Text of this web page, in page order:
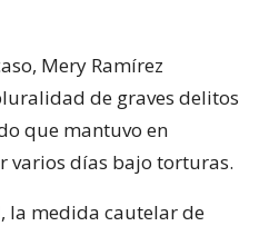
Mery Ramírez
de graves delitos
que mantuvo en
varios días bajo torturas.
la medida cautelar de